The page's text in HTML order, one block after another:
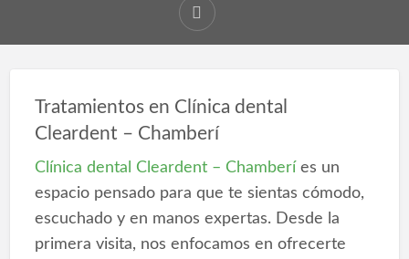
Tratamientos en Clínica dental
Cleardent – Chamberí
Clínica dental Cleardent – Chamberíes un
espacio pensado para que te sientas cómodo,
escuchado y en manos expertas. Desde la
primera visita, nos enfocamos en ofrecerte